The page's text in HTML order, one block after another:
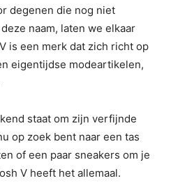
degenen die nog niet
naam, laten we elkaar
is een merk dat zich richt op
eigentijdse modeartikelen,
staat om zijn verfijnde
op zoek bent naar een tas
of een paar sneakers om je
V heeft het allemaal.